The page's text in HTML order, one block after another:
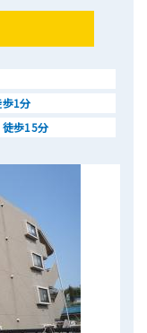
1分
歩15分